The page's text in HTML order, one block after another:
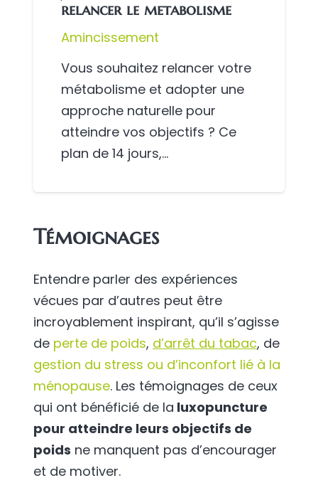
relancer le metabolisme
Amincissement
Vous souhaitez relancer votre
métabolisme et adopter une
approche naturelle pour
atteindre vos objectifs ? Ce
plan de 14 jours,…
Témoignages
Entendre parler des expériences
vécues par d’autres peut être
incroyablement inspirant, qu’il s’agisse
de perte de poids, d’arrêt du tabac, de
gestion du stress ou d’inconfort lié à la
ménopause. Les témoignages de ceux
qui ont bénéficié de la luxopuncture
pour atteindre leurs objectifs de
poids ne manquent pas d’encourager
et de motiver.